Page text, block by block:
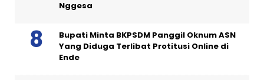
Nggesa
Bupati Minta BKPSDM Panggil Oknum ASN
Yang Diduga Terlibat Protitusi Online di
Ende